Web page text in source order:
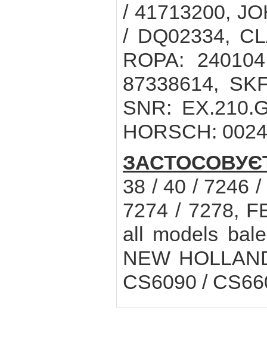
/ 41713200,
/ DQ02334,
ROPA:
87338614,
SNR:
HORSCH:
38 / 40 / 7246
7274 / 7278,
all models
NEW
CS6090 /